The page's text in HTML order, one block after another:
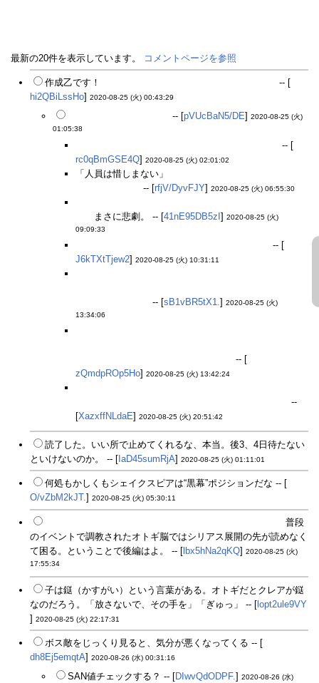
最新の20件を表示しています。 コメントページを参照
作成乙です！
-- [
hi2QBiLssHo] 2020-08-25 (火) 00:43:29
-- [pVUcBaN5/DE] 2020-08-25 (火)
01:05:38
-- [
rc0qBmGSE4Q] 2020-08-25 (火) 02:01:02
「人員は惜しまない」
-- [rfjV/DyvFJY] 2020-08-25 (火) 06:55:30
まさに悲劇。 -- [41nE95DB5zI ] 2020-08-25 (火)
09:09:33
-- [
J6kTXtTjew2] 2020-08-25 (火) 10:31:11
-- [sB1vBR5tX1. ] 2020-08-25 (火)
13:34:06
-- [
zQmdpROp5Ho] 2020-08-25 (火) 13:42:24
--
[XazxffNLdaE] 2020-08-25 (火) 20:51:42
読了した。いい所で止めてくれるな、本当。後3、4日待たない
といけないのか。 -- [IaD45sumRjA] 2020-08-25 (火) 01:11:01
何処もかしくもシェイクスピアは“黒幕”ポジションだな -- [
O/vZbM2kJT.] 2020-08-25 (火) 05:30:11
普段
のイベントで調教されたオトギ脳ではシリアス展開の先が読めなく
て困る。ということで後編はよ。 -- [ lbx5hNa2qKQ] 2020-08-25 (火)
17:55:34
子は鎹（かすがい）という言葉がある。オトギだとクレアが鎹
なのだろう。「放さないで、その手を」「ぎゅっ」 -- [lopt2ule9VY
] 2020-08-25 (火) 22:17:31
ボス敵をじっくり見ると、気分が悪くなってくる -- [
dh8Ej5emqtA] 2020-08-26 (水) 00:31:16
SAN値チェックする？ -- [DIwvQdODPF.] 2020-08-26 (水)